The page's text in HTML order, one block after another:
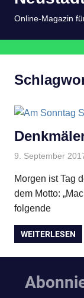
Online-Magazin
9. September
Morgen ist Tag
dem Motto:
folgende
WEITERLESEN